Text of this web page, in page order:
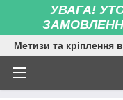
УВАГА!
Метизи та кріплення